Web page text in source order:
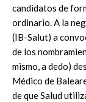
candidatos de
ordinario. A la
(IB-Salut) a
de los
mismo, a dedo)
Médico de
de que Salud